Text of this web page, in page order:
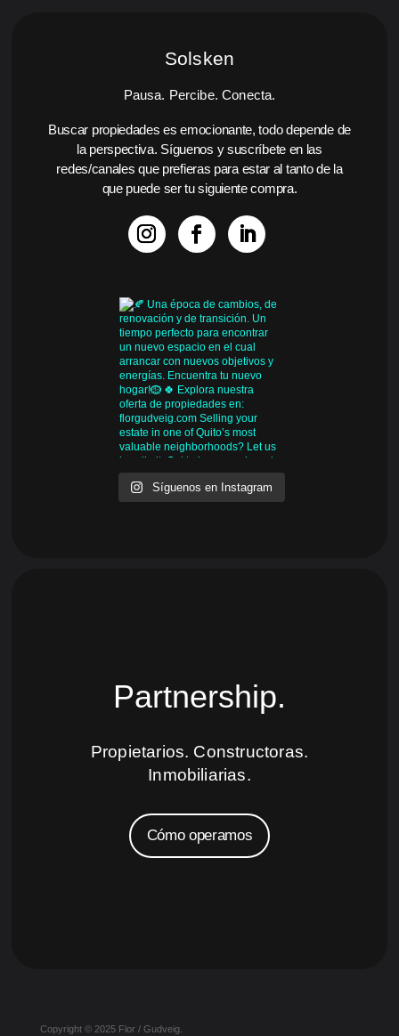
Solsken
Pausa. Percibe. Conecta.
Buscar propiedades es emocionante, todo depende de
la perspectiva. Síguenos y suscríbete en las
redes/canales que prefieras para estar al tanto de la
que puede ser tu siguiente compra.
Síguenos en Instagram
Partnership.
Propietarios. Constructoras.
Inmobiliarias.
Cómo operamos
Copyright © 2025 Flor / Gudveig.